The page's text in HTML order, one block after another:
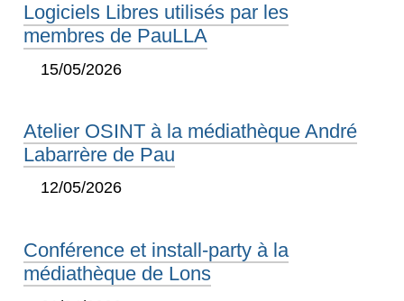
Logiciels Libres utilisés par les
membres de PauLLA
15/05/2026
Atelier OSINT à la médiathèque André
Labarrère de Pau
12/05/2026
Conférence et install-party à la
médiathèque de Lons